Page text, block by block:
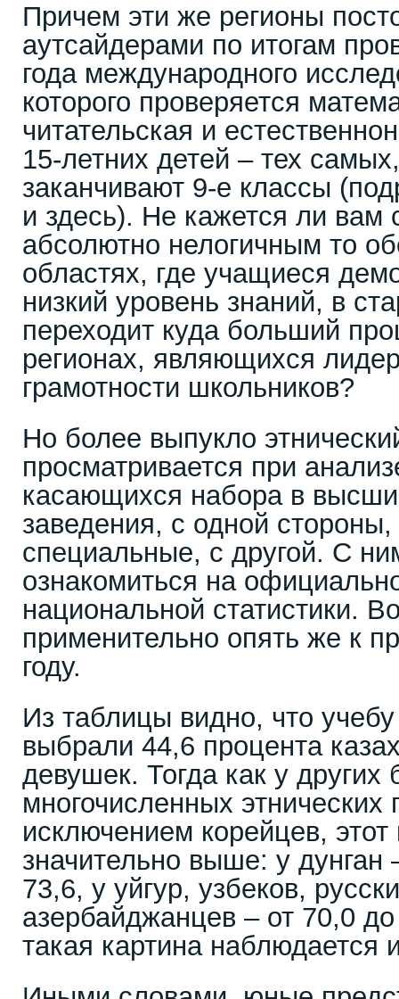
Причем эти же регионы
аутсайдерами по итогам
года международного
которого проверяется
читательская и
15-летних детей – тех
заканчивают 9-е классы
и здесь). Не кажется ли
абсолютно нелогичным то
областях, где учащиеся
низкий уровень знаний, в
переходит куда больший
регионах, являющихся
грамотности школьников?
Но более выпукло
просматривается при
касающихся набора в
заведения, с одной
специальные, с другой. С
ознакомиться на
национальной статистики.
применительно опять же к
году.
Из таблицы видно, что
выбрали 44,6 процента
девушек. Тогда как у
многочисленных этнических
исключением корейцев, этот
значительно выше: у
73,6, у уйгур, узбеков,
азербайджанцев – от 70,0
такая картина наблюдается